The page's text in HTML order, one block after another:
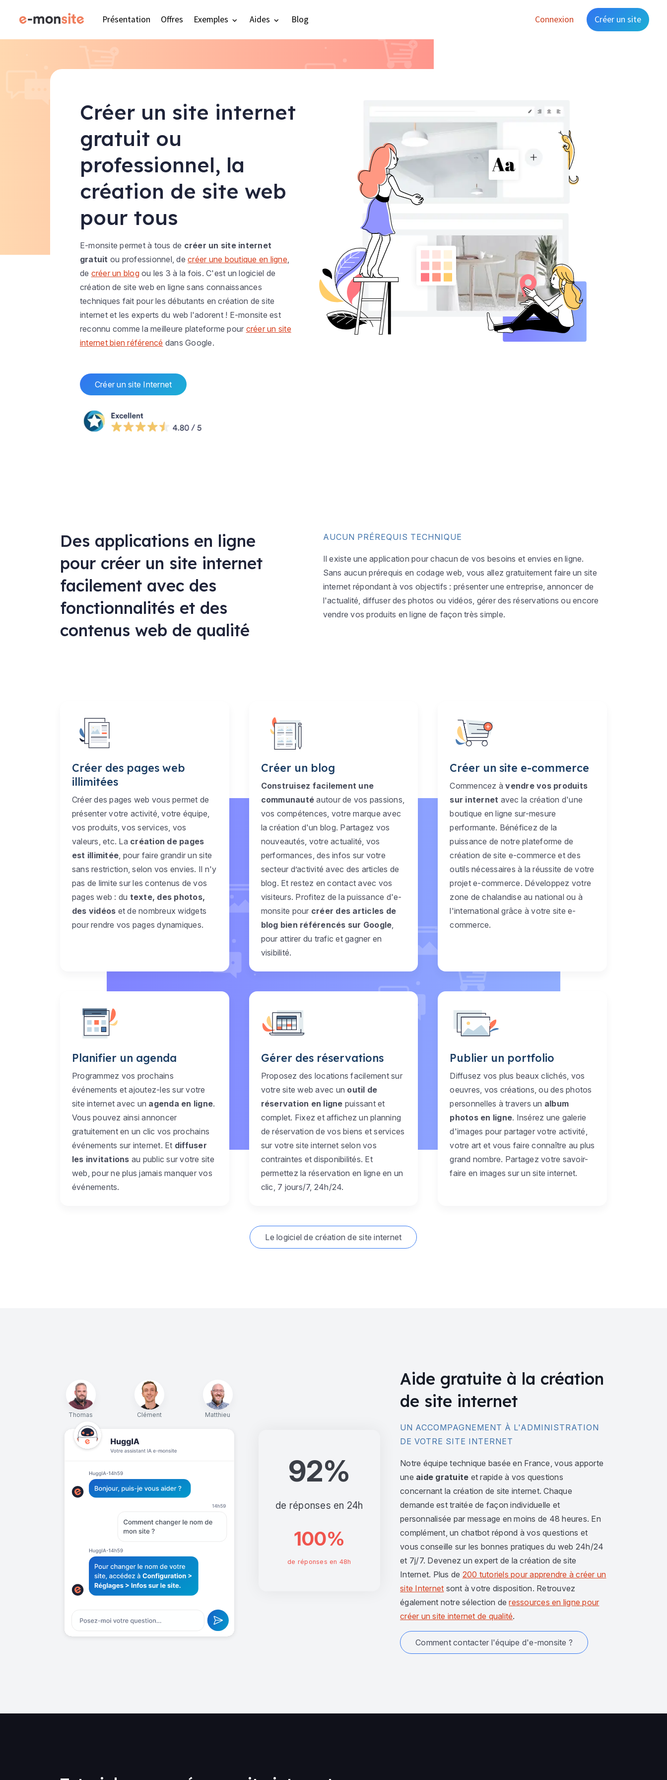
Présentation Offres Exemples Aides Blog Connexion Créer un site
Créer un site internet
gratuit ou
professionnel, la
création de site web
pour tous
E-monsite permet à tous de créer un site internet
gratuit ou professionnel, decréer une boutique en ligne,
de créer un blogou les 3 à la fois. C'est un logiciel de
création de site web en ligne sans connaissances
techniques fait pour les débutants en création de site
internet et les experts du web l'adorent ! E-monsite est
reconnu comme la meilleure plateforme pour créer un site
internet bien référencé dans Google.
Créer un site Internet
Des applications en ligne
pour créer un site internet
facilement avec des
fonctionnalités et des
contenus web de qualité
AUCUN PRÉREQUIS TECHNIQUE
Il existe une application pour chacun de vos besoins et envies en ligne.
Sans aucun prérequis en codage web, vous allez gratuitement faire un site
internet répondant à vos objectifs : présenter une entreprise, annoncer de
l'actualité, diffuser des photos ou vidéos, gérer des réservations ou encore
vendre vos produits en ligne de façon très simple.
Créer des pages web
illimitées
Créer des pages web vous permet de
présenter votre activité, votre équipe,
vos produits, vos services, vos
valeurs, etc. La création de pages
est illimitée , pour faire grandir un site
sans restriction, selon vos envies. Il n'y
pas de limite sur les contenus de vos
pages web : du texte, des photos,
des vidéos et de nombreux widgets
pour rendre vos pages dynamiques.
Créer un blog
Construisez facilement une
communauté autour de vos passions,
vos compétences, votre marque avec
la création d'un blog. Partagez vos
nouveautés, votre actualité, vos
performances, des infos sur votre
secteur d’activité avec des articles de
blog. Et restez en contact avec vos
visiteurs. Profitez de la puissance d'e-
monsite pour créer des articles de
blog bien référencés sur Google
pour attirer du trafic et gagner en
visibilité.
Créer un site e-commerce
Commencez àvendre vos produits
sur internet avec la création d'une
boutique en ligne sur-mesure
performante. Bénéficez de la
puissance de notre plateforme de
création de site e-commerce et des
outils nécessaires à la réussite de votre
projet e-commerce. Développez votre
zone de chalandise au national ou à
l'international grâce à votre site e-
commerce.
Planifier un agenda
Programmez vos prochains
événements et ajoutez-les sur votre
site internet avec un agenda en ligne.
Vous pouvez ainsi annoncer
gratuitement en un clic vos prochains
événements sur internet. Et diffuser
les invitations au public sur votre site
web, pour ne plus jamais manquer vos
événements.
Gérer des réservations
Proposez des locations facilement sur
votre site web avec un outil de
réservation en ligne puissant et
complet. Fixez et affichez un planning
de réservation de vos biens et services
sur votre site internet selon vos
contraintes et disponibilités. Et
permettez la réservation en ligne en un
clic, 7 jours/7, 24h/24.
Publier un portfolio
Diffusez vos plus beaux clichés, vos
oeuvres, vos créations, ou des photos
personnelles à travers un album
photos en ligne. Insérez une galerie
d'images pour partager votre activité,
votre art et vous faire connaître au plus
grand nombre. Partagez votre savoir-
faire en images sur un site internet.
Le logiciel de création de site internet
Thomas Clément Matthieu
92%
de réponses en 24h
100%
de réponses en 48h
Aide gratuite à la création
de site internet
UN ACCOMPAGNEMENT À L'ADMINISTRATION
DE VOTRE SITE INTERNET
Notre équipe technique basée en France, vous apporte
une aide gratuite et rapide à vos questions
concernant la création de site internet. Chaque
demande est traitée de façon individuelle et
personnalisée par message en moins de 48 heures. En
complément, un chatbot répond à vos questions et
vous conseille sur les bonnes pratiques du web 24h/24
et 7j/7. Devenez un expert de la création de site
Internet. Plus de 200 tutoriels pour apprendre à créer un
site Internet sont à votre disposition. Retrouvez
également notre sélection deressources en ligne pour
créer un site internet de qualité.
Comment contacter l'équipe d'e-monsite ?